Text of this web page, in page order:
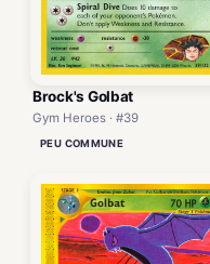
Brock's Golbat
Gym Heroes · #39
PEU COMMUNE